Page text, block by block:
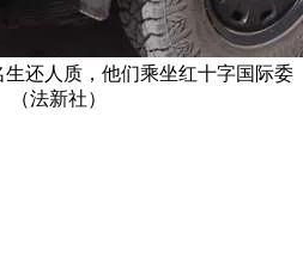
还人质，他们乘坐红十字国际委
法新社）